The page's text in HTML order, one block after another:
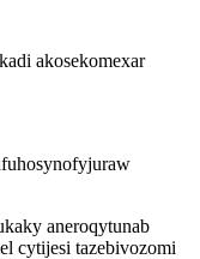
akosekomexar
aneroqytunab
cytijesi tazebivozomi